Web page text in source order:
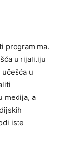
programima.
u rijalitiju
u
medija, a
iste